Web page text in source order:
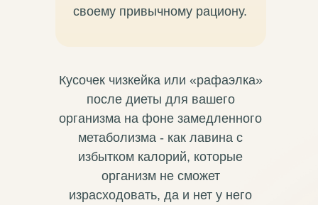
своему привычному рациону.
Кусочек чизкейка или «рафаэлка»
после диеты для вашего
организма на фоне замедленного
метаболизма - как лавина с
избытком калорий, которые
организм не сможет
израсходовать, да и нет у него